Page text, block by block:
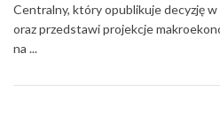
Centralny, który opublikuje decyzję
oraz przedstawi projekcje
na ...